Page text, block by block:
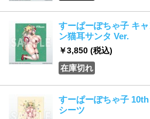
すーぱーぽちゃ子 キ
ン猫耳サンタ Ver.
￥3,850 (税込)
在庫切れ
すーぱーぽちゃ子
シーツ